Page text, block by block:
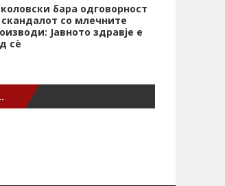
бара одговорност
скандалот со млечните
Јавното здравје е
сѐ